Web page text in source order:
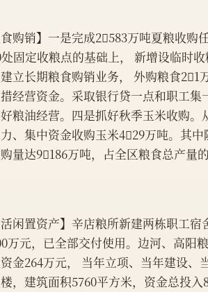
食购销】一是完成2583万吨夏粮收
固定收粮点的基础上， 新增设临时
立长期粮食购销业务， 外购粮食21
经营资金。采取银行贷一点和职工
粮油经营。四是抓好秋季玉米收购
、集中资金收购玉米429万吨。其
量达9186万吨，占全区粮食总产量的
活闲置资产】辛店粮所新建两栋职工
万元，已全部交付使用。边河、高阳
金264万元， 当年立项、当年建设、
，建筑面积5760平方米，资金总投入